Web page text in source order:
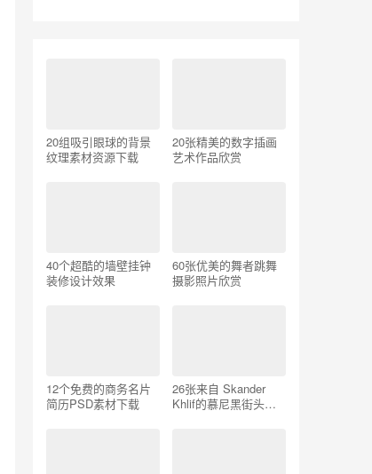
20组吸引眼球的背景
纹理素材资源下载
20张精美的数字插画
艺术作品欣赏
40个超酷的墙壁挂钟
装修设计效果
60张优美的舞者跳舞
摄影照片欣赏
12个免费的商务名片
简历PSD素材下载
26张来自 Skander
Khlif的慕尼黑街头摄